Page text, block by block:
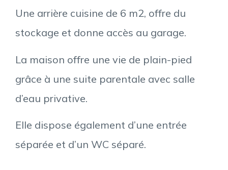
Une arrière cuisine de 6 m2, offre du
stockage et donne accès au garage.
La maison offre une vie de plain-pied
grâce à une suite parentale avec salle
d’eau privative.
Elle dispose également d’une entrée
séparée et d’un WC séparé.